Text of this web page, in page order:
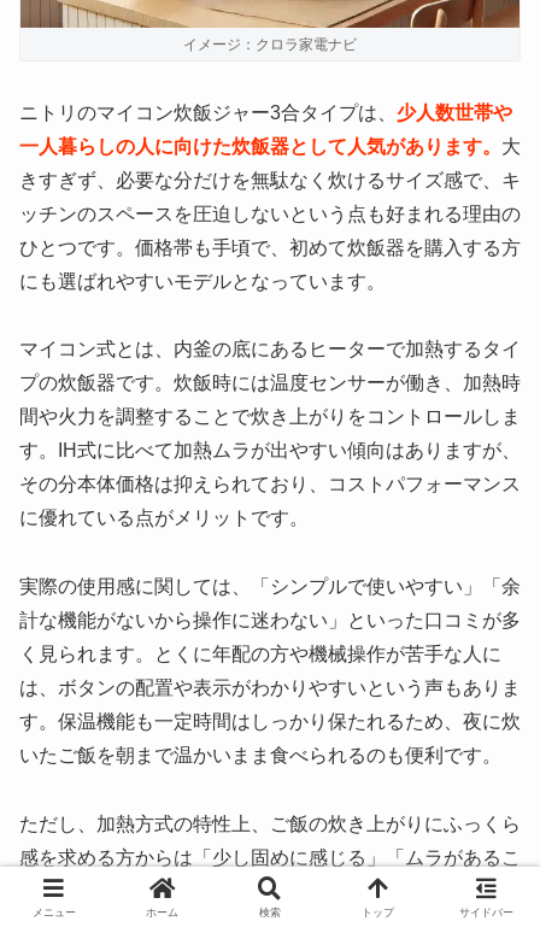
イメージ：クロラ家電ナビ
ニトリのマイコン炊飯ジャー3合タイプは、 少人数世帯や
一人暮らしの人に向けた炊飯器として人気があります。 大
きすぎず、必要な分だけを無駄なく炊けるサイズ感で、キ
ッチンのスペースを圧迫しないという点も好まれる理由の
ひとつです。価格帯も手頃で、初めて炊飯器を購入する方
にも選ばれやすいモデルとなっています。
マイコン式とは、内釜の底にあるヒーターで加熱するタイ
プの炊飯器です。炊飯時には温度センサーが働き、加熱時
間や火力を調整することで炊き上がりをコントロールしま
す。IH式に比べて加熱ムラが出やすい傾向はありますが、
その分本体価格は抑えられており、コストパフォーマンス
に優れている点がメリットです。
実際の使用感に関しては、「シンプルで使いやすい」「余
計な機能がないから操作に迷わない」といった口コミが多
く見られます。とくに年配の方や機械操作が苦手な人に
は、ボタンの配置や表示がわかりやすいという声もありま
す。保温機能も一定時間はしっかり保たれるため、夜に炊
いたご飯を朝まで温かいまま食べられるのも便利です。
ただし、加熱方式の特性上、ご飯の炊き上がりにふっくら
感を求める方からは「少し固めに感じる」「ムラがあるこ
ともある」といった指摘もあります。また、保温が長時間
メニュー ホーム 検索 トップ サイドバー